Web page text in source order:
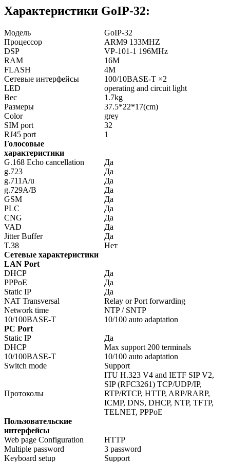
Характеристики GoIP-32:
Модель
GoIP-32
Процессор
ARM9 133MHZ
DSP
VP-101-1 196MHz
RAM
16M
FLASH
4M
Сетевые интерфейсы
100/10BASE-T ×2
LED
operating and circuit light
Вес
1.7kg
Размеры
37.5*22*17(cm)
Color
grey
SIM port
32
RJ45 port
1
Голосовые
характеристики
G.168 Echo cancellation
Да
g.723
Да
g.711A/u
Да
g.729A/B
Да
GSM
Да
PLC
Да
CNG
Да
VAD
Да
Jitter Buffer
Да
T.38
Нет
Сетевые характеристики
LAN Port
DHCP
Да
PPPoE
Да
Static IP
Да
NAT Transversal
Relay or Port forwarding
Network time
NTP / SNTP
10/100BASE-T
10/100 auto adaptation
PC Port
Static IP
Да
DHCP
Max support 200 terminals
10/100BASE-T
10/100 auto adaptation
Switch mode
Support
Протоколы
ITU H.323 V4 and IETF SIP V2,
SIP (RFC3261) TCP/UDP/IP,
RTP/RTCP, HTTP, ARP/RARP,
ICMP, DNS, DHCP, NTP, TFTP,
TELNET, PPPoE
Пользовательские
интерфейсы
Web page Configuration
HTTP
Multiple password
3 password
Keyboard setup
Support